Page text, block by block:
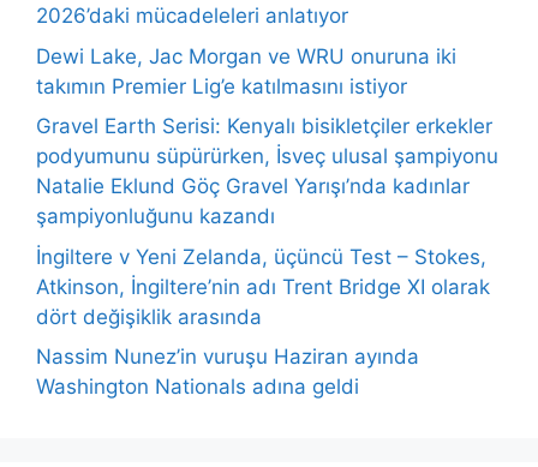
2026’daki mücadeleleri anlatıyor
Dewi Lake, Jac Morgan ve WRU onuruna iki
takımın Premier Lig’e katılmasını istiyor
Gravel Earth Serisi: Kenyalı bisikletçiler erkekler
podyumunu süpürürken, İsveç ulusal şampiyonu
Natalie Eklund Göç Gravel Yarışı’nda kadınlar
şampiyonluğunu kazandı
İngiltere v Yeni Zelanda, üçüncü Test – Stokes,
Atkinson, İngiltere’nin adı Trent Bridge XI olarak
dört değişiklik arasında
Nassim Nunez’in vuruşu Haziran ayında
Washington Nationals adına geldi